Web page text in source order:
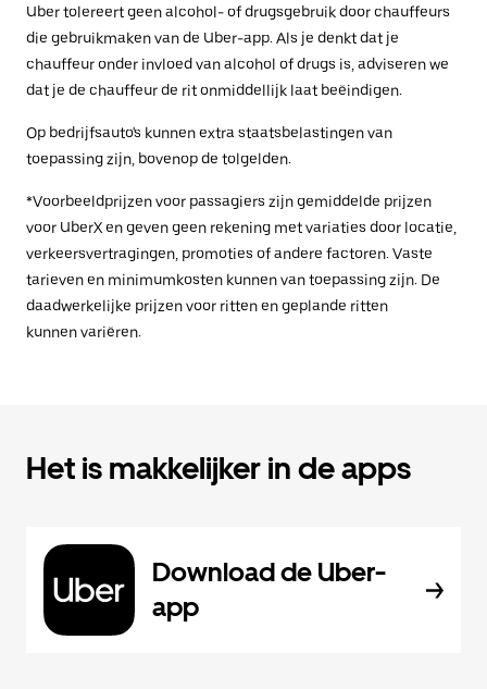
Uber tolereert geen alcohol- of drugsgebruik door chauffeurs
die gebruikmaken van de Uber-app. Als je denkt dat je
chauffeur onder invloed van alcohol of drugs is, adviseren we
dat je de chauffeur de rit onmiddellijk laat beëindigen.
Op bedrijfsauto's kunnen extra staatsbelastingen van
toepassing zijn, bovenop de tolgelden.
*Voorbeeldprijzen voor passagiers zijn gemiddelde prijzen
voor UberX en geven geen rekening met variaties door locatie,
verkeersvertragingen, promoties of andere factoren. Vaste
tarieven en minimumkosten kunnen van toepassing zijn. De
daadwerkelijke prijzen voor ritten en geplande ritten
kunnen variëren.
Het is makkelijker in de apps
Download de Uber-
app